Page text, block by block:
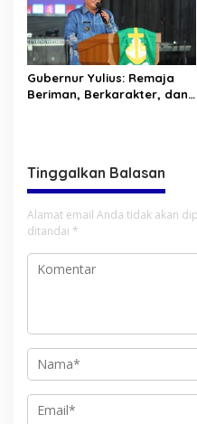
Gubernur Yulius: Remaja
Beriman, Berkarakter, dan
Tinggalkan Balasan
Alamat email Anda tidak akan
ditandai *